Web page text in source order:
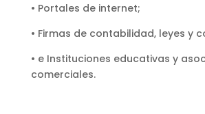
• Portales de internet;
• Firmas de contabilidad, leyes y
• e Instituciones educativas y
comerciales.